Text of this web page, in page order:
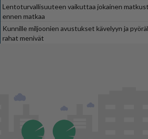
Lentoturvallisuuteen vaikuttaa jokainen
ennen matkaa
Kunnille miljoonien avustukset kävelyyn ja
rahat menivät